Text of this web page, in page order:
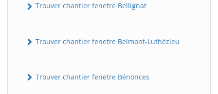
Trouver chantier fenetre Bellignat
Trouver chantier fenetre Belmont-Luthézieu
Trouver chantier fenetre Bénonces